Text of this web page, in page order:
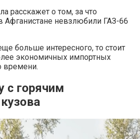
расскажет о том, за что
Афганистане невзлюбили ГАЗ-66
больше интересного, то стоит
экономичных импортных
времени.
горячим